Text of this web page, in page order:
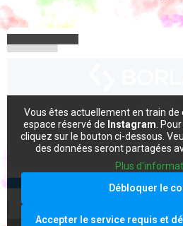
Vous êtes actuellement en train de
espace réservé de Instagram .
cliquez sur le bouton ci-dessous.
des données seront partagées
Plus
Débloquer le
Accepter le service requis et